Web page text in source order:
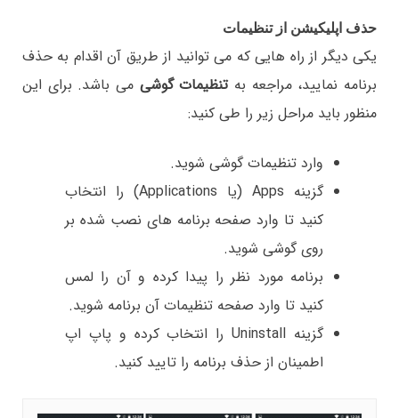
حذف اپلیکیشن از تنظیمات
یکی دیگر از راه هایی که می توانید از طریق آن اقدام به حذف
برنامه نمایید، مراجعه به تنظیمات گوشی می باشد. برای این
منظور باید مراحل زیر را طی کنید:
وارد تنظیمات گوشی شوید.
گزینه Apps (یا Applications) را انتخاب
کنید تا وارد صفحه برنامه های نصب شده بر
روی گوشی شوید.
برنامه مورد نظر را پیدا کرده و آن را لمس
کنید تا وارد صفحه تنظیمات آن برنامه شوید.
گزینه Uninstall را انتخاب کرده و پاپ اپ
اطمینان از حذف برنامه را تایید کنید.